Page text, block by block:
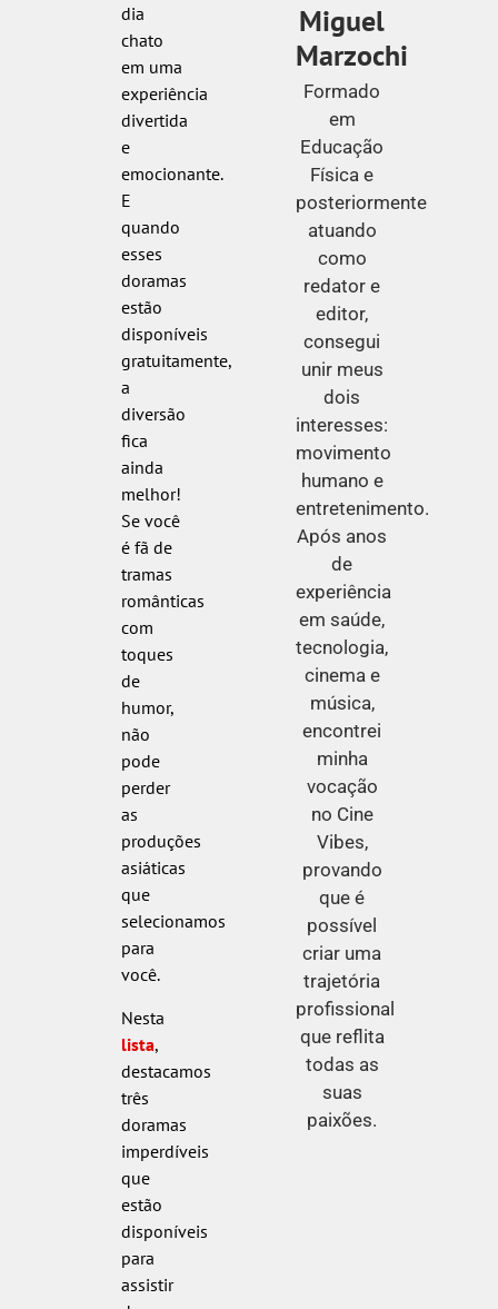
dia
chato
em uma
experiência
divertida
e
emocionante.
E
quando
esses
doramas
estão
disponíveis
gratuitamente,
a
diversão
fica
ainda
melhor!
Se você
é fã de
tramas
românticas
com
toques
de
humor,
não
pode
perder
as
produções
asiáticas
que
selecionamos
para
você.
Nesta
lista,
destacamos
três
doramas
imperdíveis
que
estão
disponíveis
para
assistir
Miguel
Marzochi
Formado
em
Educação
Física e
posteriormente
atuando
como
redator e
editor,
consegui
unir meus
dois
interesses:
movimento
humano e
entretenimento.
Após anos
de
experiência
em saúde,
tecnologia,
cinema e
música,
encontrei
minha
vocação
no Cine
Vibes,
provando
que é
possível
criar uma
trajetória
profissional
que reflita
todas as
suas
paixões.